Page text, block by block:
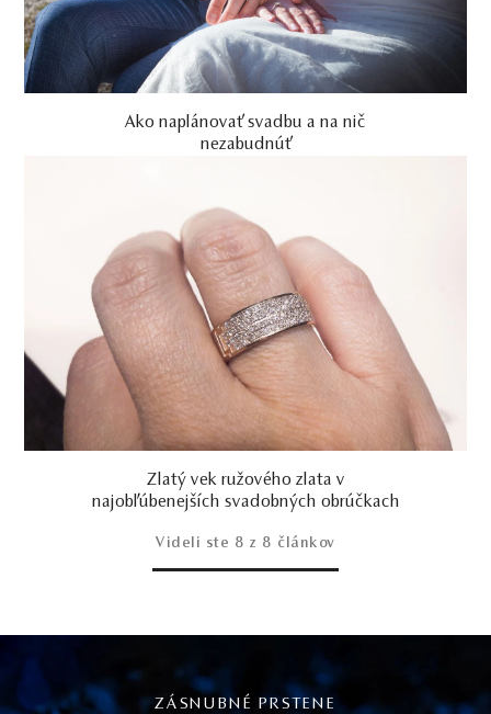
Ako naplánovať svadbu a na nič
nezabudnúť
Zlatý vek ružového zlata v
najobľúbenejších svadobných obrúčkach
Videli ste 8 z 8 článkov
ZÁSNUBNÉ PRSTENE